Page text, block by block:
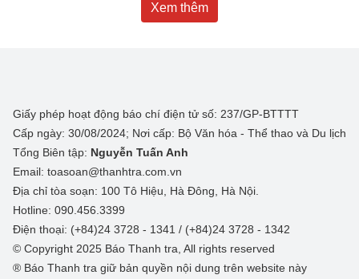
Xem thêm
Giấy phép hoạt động báo chí điện tử số: 237/GP-BTTTT
Cấp ngày: 30/08/2024; Nơi cấp: Bộ Văn hóa - Thể thao và Du lịch
Tổng Biên tập: Nguyễn Tuấn Anh
Email: toasoan@thanhtra.com.vn
Địa chỉ tòa soạn: 100 Tô Hiệu, Hà Đông, Hà Nội.
Hotline: 090.456.3399
Điện thoại: (+84)24 3728 - 1341 / (+84)24 3728 - 1342
© Copyright 2025 Báo Thanh tra, All rights reserved
® Báo Thanh tra giữ bản quyền nội dung trên website này